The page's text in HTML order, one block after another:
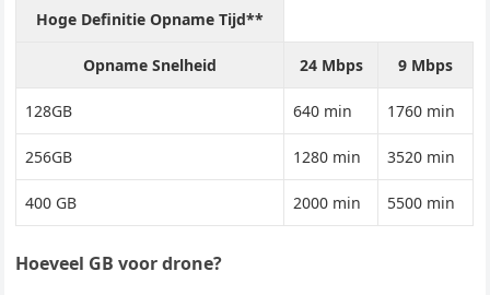
Hoge Definitie Opname Tijd**
Opname Snelheid 24 Mbps 9 Mbps
128GB 640 min 1760 min
256GB 1280 min 3520 min
400 GB 2000 min 5500 min
Hoeveel GB voor drone?